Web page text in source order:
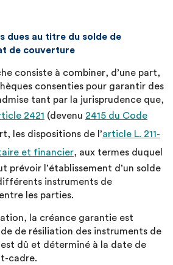
dues au titre du solde de
de couverture
consiste à combiner, d’une part,
consenties pour garantir des
tant par la jurisprudence que,
2421 (devenu 2415 du Code
les dispositions de l’article L. 211-
et financier, aux termes duquel
prévoir l’établissement d’un solde
instruments de
les parties.
la créance garantie est
de résiliation des instruments de
dû et déterminé à la date de
cadre.